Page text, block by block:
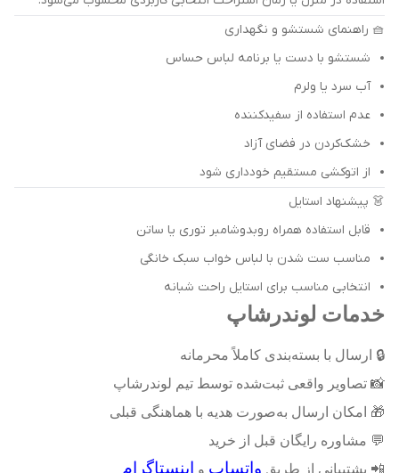
🧺 راهنمای شستشو و نگهداری
شستشو با دست یا برنامه لباس حساس
آب سرد یا ولرم
عدم استفاده از سفیدکننده
خشک‌کردن در فضای آزاد
از اتوکشی مستقیم خودداری شود
👗 پیشنهاد استایل
قابل استفاده همراه روبدوشامبر توری یا ساتن
مناسب ست شدن با لباس خواب سبک خانگی
انتخابی مناسب برای استایل راحت شبانه
خدمات لوندرشاپ
🔒 ارسال با بسته‌بندی کاملاً محرمانه
📸 تصاویر واقعی ثبت‌شده توسط تیم لوندرشاپ
🎁 امکان ارسال به‌صورت هدیه با هماهنگی قبلی
💬 مشاوره رایگان قبل از خرید
📲 پشتیبانی از طریق واتساپ و اینستاگرام